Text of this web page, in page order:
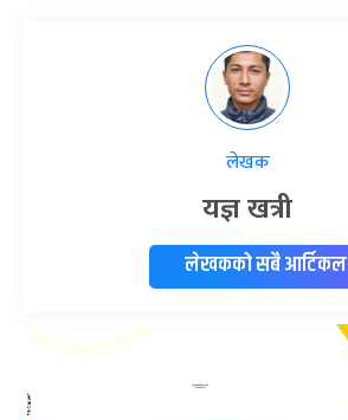
लेखक
यज्ञ खत्री
लेखकको सबै आर्टिकल